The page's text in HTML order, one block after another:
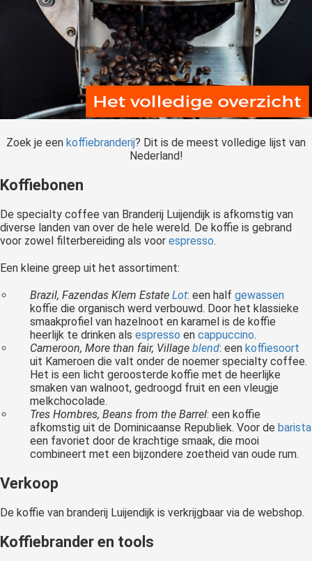
Zoek je een koffiebranderij? Dit is de meest volledige lijst van
Nederland!
Koffiebonen
De specialty coffee van Branderij Luijendijk is afkomstig van
diverse landen van over de hele wereld. De koffie is gebrand
voor zowel filterbereiding als voor espresso.
Een kleine greep uit het assortiment:
Brazil, Fazendas Klem EstateLot: een halfgewassen
koffie die organisch werd verbouwd. Door het klassieke
smaakprofiel van hazelnoot en karamel is de koffie
heerlijk te drinken alsespresso encappuccino.
Cameroon, More than fair, Villageblend: een koffiesoort
uit Kameroen die valt onder de noemer specialty coffee.
Het is een licht geroosterde koffie met de heerlijke
smaken van walnoot, gedroogd fruit en een vleugje
melkchocolade.
Tres Hombres, Beans from the Barrel: een koffie
afkomstig uit de Dominicaanse Republiek. Voor debarista
een favoriet door de krachtige smaak, die mooi
combineert met een bijzondere zoetheid van oude rum.
Verkoop
De koffie van branderij Luijendijk is verkrijgbaar via de webshop.
Koffiebrander en tools